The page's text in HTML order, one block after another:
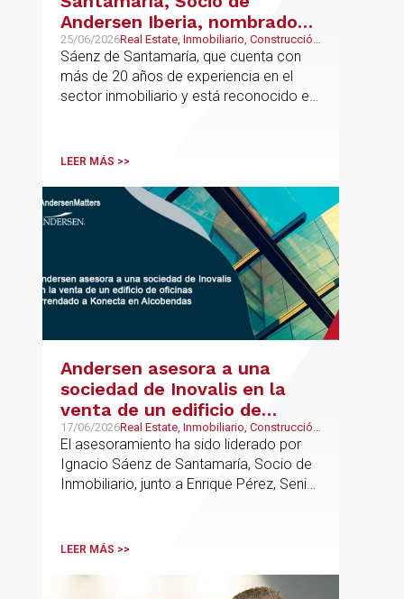
Andersen Iberia, nombrado
director europeo de
Inmobiliario de Andersen
25/06/2026Real Estate, Inmobiliario, Construcción
y Urbanismo
Sáenz de Santamaría, que cuenta con
más de 20 años de experiencia en el
sector inmobiliario y está reconocido en
codirigirá el EU Real Estate Industry
UK.
LEER MÁS >>
Andersen asesora a una
sociedad de Inovalis en la
venta de un edificio de
oficinas arrendado a Konecta
en Alcobendas
17/06/2026Real Estate, Inmobiliario, Construcción
y Urbanismo
El asesoramiento ha sido liderado por
Ignacio Sáenz de Santamaría, Socio de
Inmobiliario, junto a Enrique Pérez, Senior
LEER MÁS >>